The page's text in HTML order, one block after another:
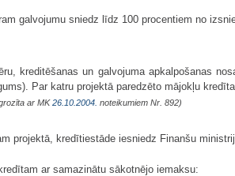
galvojumu sniedz līdz 100 procentiem no
kreditēšanas un galvojuma apkalpošanas
Par katru projektā paredzēto mājokļu
ar MK26.10.2004. noteikumiem Nr. 892)
projektā, kredītiestāde iesniedz Finanšu
ar samazinātu sākotnējo iemaksu: